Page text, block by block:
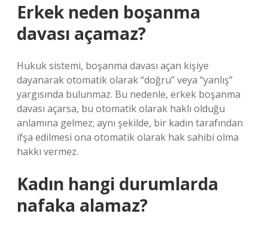
Erkek neden boşanma
davası açamaz?
Hukuk sistemi, boşanma davası açan kişiye
dayanarak otomatik olarak “doğru” veya “yanlış”
yargısında bulunmaz. Bu nedenle, erkek boşanma
davası açarsa, bu otomatik olarak haklı olduğu
anlamına gelmez; aynı şekilde, bir kadın tarafından
ifşa edilmesi ona otomatik olarak hak sahibi olma
hakkı vermez.
Kadın hangi durumlarda
nafaka alamaz?